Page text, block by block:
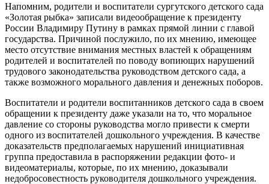
Напомним, родители и воспитатели сургутского детского сада
«Золотая рыбка» записали видеообращение к президенту
России Владимиру Путину в рамках прямой линии с главой
государства. Причиной послужило, по их мнению, имеющее
место отсутствие внимания местных властей к обращениям
родителей и воспитателей по поводу вопиющих нарушений
трудового законодательства руководством детского сада, а
также возможного морального давления и денежных поборов.
Воспитатели и родители воспитанников детского сада в своем
обращении к президенту даже указали на то, что моральное
давление со стороны руководства могло привести к смерти
одного из воспитателей дошкольного учреждения. В качестве
доказательств предполагаемых нарушений инициативная
группа предоставила в распоряжении редакции фото- и
видеоматериалы, которые, по их мнению, доказывали
недобросовестность руководителя дошкольного учреждения.